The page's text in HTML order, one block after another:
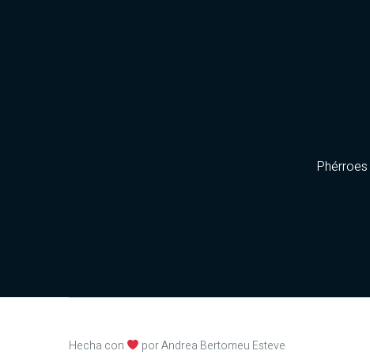
Phérroes
Hecha con por Andrea Bertomeu Esteve